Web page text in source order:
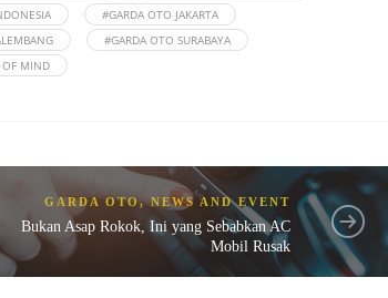
#GARDA OTO JAKARTA
#GARDA OTO SURABAYA
OF MIND
GARDA OTO,NEWS AND EVENT
Bukan Asap Rokok, Ini yang Sebabkan AC
Mobil Rusak